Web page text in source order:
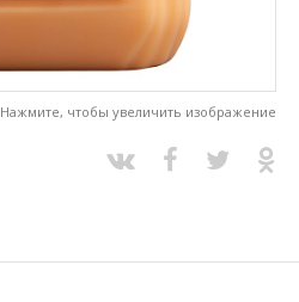
Нажмите, чтобы увеличить изображение